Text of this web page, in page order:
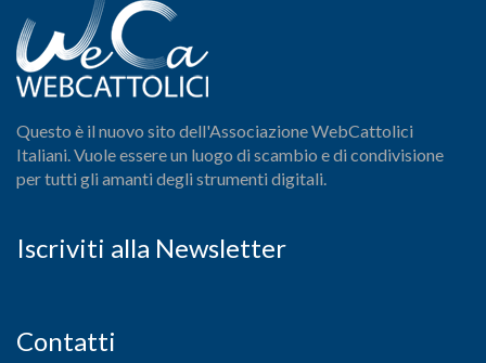
Questo è il nuovo sito dell'Associazione WebCattolici
Italiani. Vuole essere un luogo di scambio e di condivisione
per tutti gli amanti degli strumenti digitali.
Iscriviti alla Newsletter
Contatti